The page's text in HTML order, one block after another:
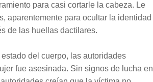
para casi cortarle la cabeza. Le
aparentemente para ocultar la identidad
de las huellas dactilares.
del cuerpo, las autoridades
fue asesinada. Sin signos de lucha en